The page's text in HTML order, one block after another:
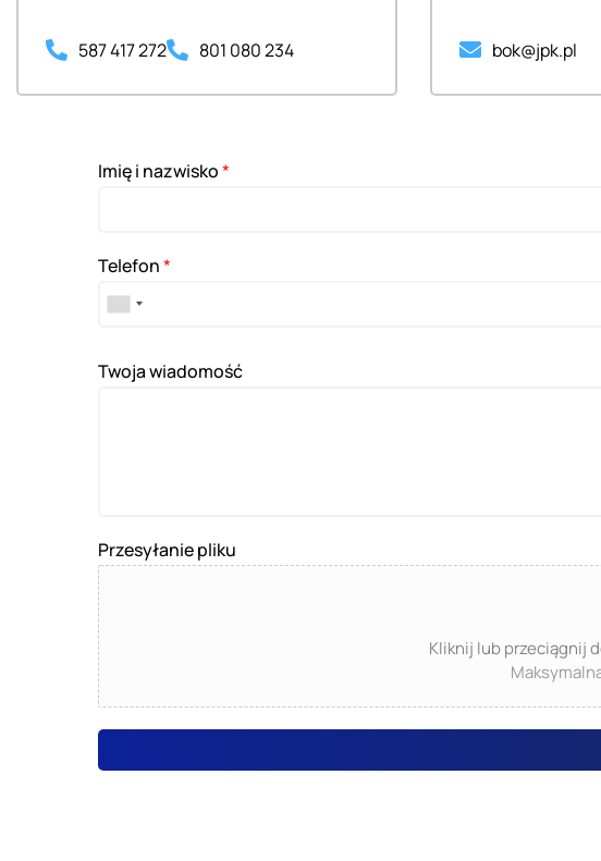
587 417 272 801 080 234 bok@jpk.pl
Imię i nazwisko*
Telefon*
Twoja wiadomość
Przesyłanie pliku
Kliknij lub przeciągnij